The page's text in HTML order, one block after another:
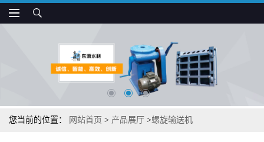
您当前的位置： 网站首页 > 产品展厅 >螺旋输送机